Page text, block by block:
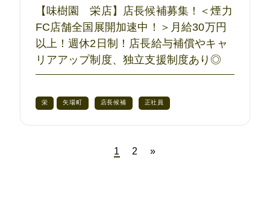
【味樹園 栄店】店長候補募集！＜煙力
FC店舗全国展開加速中！＞月給30万円
以上！週休2日制！店長給与補償やキャ
リアアップ制度、独立支援制度あり◎
栄 矢場町 店長候補 正社員
1 2 »